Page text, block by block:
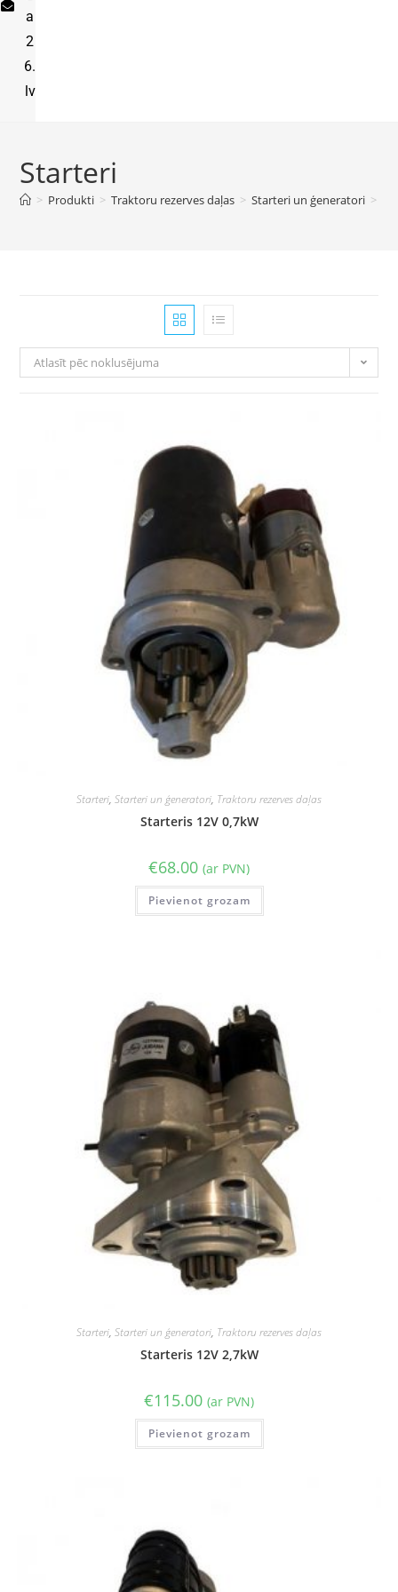
a
2
6.
lv
Starteri
> Produkti > Traktoru rezerves daļas > Starteri un ģeneratori >
Atlasīt pēc noklusējuma
Starteri, Starteri un ģeneratori, Traktoru rezerves daļas
Starteris 12V 0,7kW
€68.00 (ar PVN)
Pievienot grozam
Starteri, Starteri un ģeneratori, Traktoru rezerves daļas
Starteris 12V 2,7kW
€115.00 (ar PVN)
Pievienot grozam